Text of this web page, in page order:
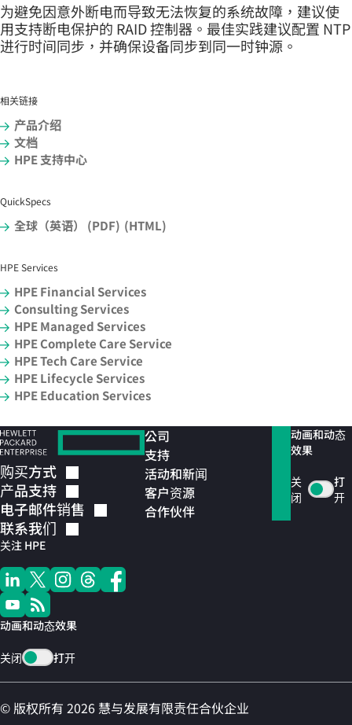
为避免因意外断电而导致无法恢复的系统故障，建议使
用支持断电保护的 RAID 控制器。最佳实践建议配置 NTP
进行时间同步，并确保设备同步到同一时钟源。
相关链接
产品介绍
文档
HPE 支持中心
QuickSpecs
全球（英语） (PDF) (HTML)
HPE Services
HPE Financial Services
Consulting Services
HPE Managed Services
HPE Complete Care Service
HPE Tech Care Service
HPE Lifecycle Services
HPE Education Services
购买方式
产品支持
电子邮件销售
联系我们
关注 HPE
动画和动态效果
关闭 打开
公司
支持
活动和新闻
客户资源
合作伙伴
动画和动态
效果
关
闭
打
开
© 版权所有 2026 慧与发展有限责任合伙企业